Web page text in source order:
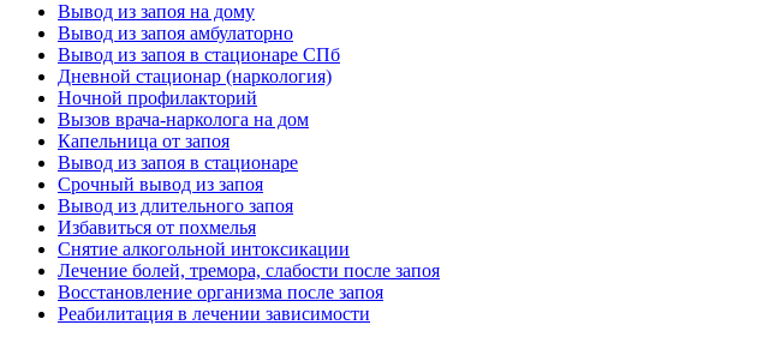
Вывод из запоя на дому
Вывод из запоя амбулаторно
Вывод из запоя в стационаре СПб
Дневной стационар (наркология)
Ночной профилакторий
Вызов врача-нарколога на дом
Капельница от запоя
Вывод из запоя в стационаре
Срочный вывод из запоя
Вывод из длительного запоя
Избавиться от похмелья
Снятие алкогольной интоксикации
Лечение болей, тремора, слабости после запоя
Восстановление организма после запоя
Реабилитация в лечении зависимости